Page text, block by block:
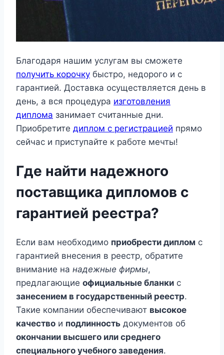
Благодаря нашим услугам вы сможете
получить корочку быстро, недорого и с
гарантией. Доставка осуществляется день в
день, а вся процедура изготовления
диплома занимает считанные дни.
Приобретите диплом с регистрацией прямо
сейчас и приступайте к работе мечты!
Где найти надежного
поставщика дипломов с
гарантией реестра?
Если вам необходимо приобрести диплом с
гарантией внесения в реестр, обратите
внимание на надежные фирмы,
предлагающие официальные бланки с
занесением в государственный реестр.
Такие компании обеспечивают высокое
качество и подлинность документов об
окончании высшего или среднего
специального учебного заведения.